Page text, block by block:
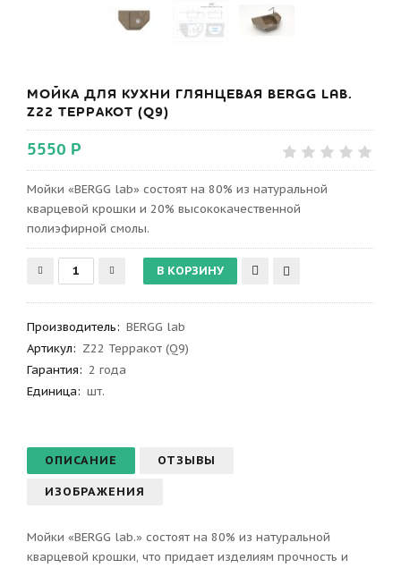
МОЙКА ДЛЯ КУХНИ ГЛЯНЦЕВАЯ BERGG LAB.
Z22 ТЕРРАКОТ (Q9)
5550 Р
Мойки «BERGG lab» состоят на 80% из натуральной
кварцевой крошки и 20% высококачественной
полиэфирной смолы.
Производитель: BERGG lab
Артикул: Z22 Терракот (Q9)
Гарантия: 2 года
Единица: шт.
ОПИСАНИЕ ОТЗЫВЫ
ИЗОБРАЖЕНИЯ
Мойки «BERGG lab.» состоят на 80% из натуральной
кварцевой крошки, что придает изделиям прочность и